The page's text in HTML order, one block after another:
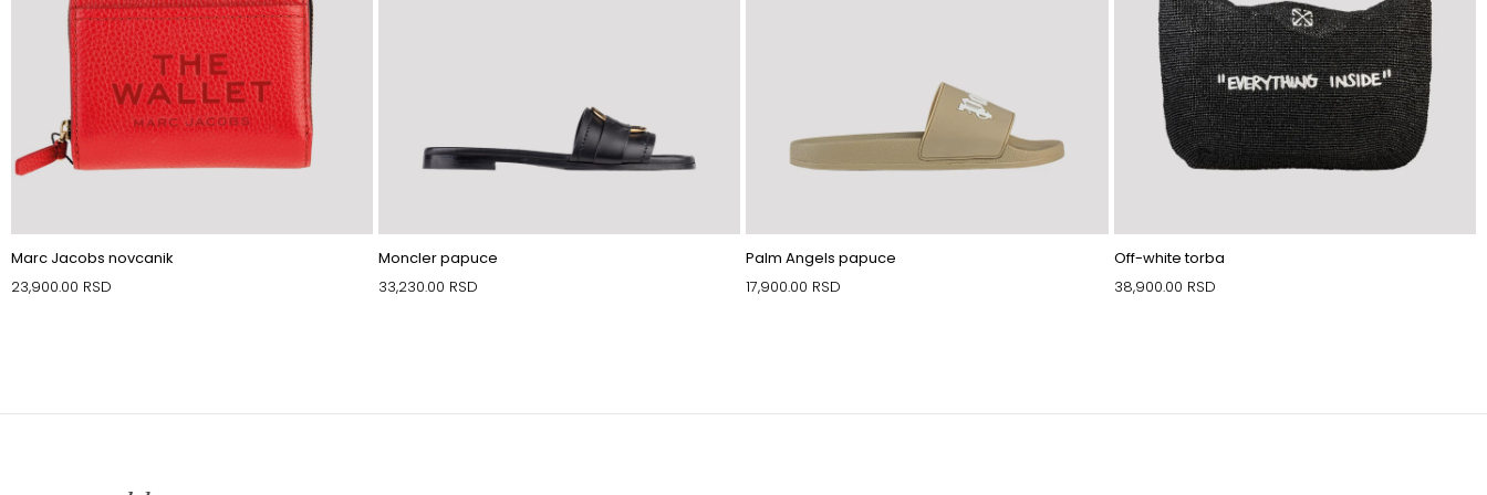
Marc Jacobs novcanik
23,900.00 RSD
Moncler papuce
33,230.00 RSD
Palm Angels papuce
17,900.00 RSD
Off-white torba
38,900.00 RSD